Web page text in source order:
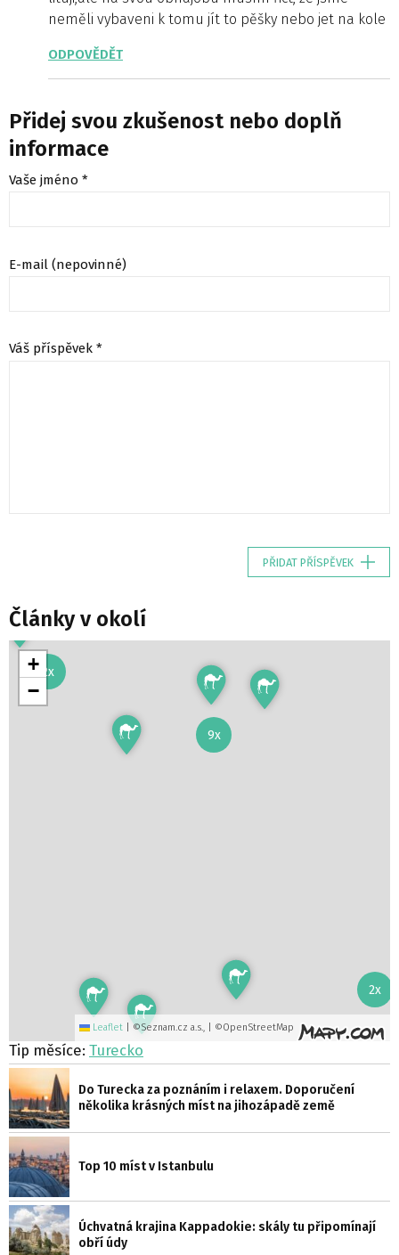
neměli vybaveni k tomu jít to pěšky nebo jet na kole
ODPOVĚDĚT
Přidej svou zkušenost nebo doplň
informace
Vaše jméno *
E-mail (nepovinné)
Váš příspěvek *
PŘIDAT PŘÍSPĚVEK
Články v okolí
2x
9x
2x
+
−
Leaflet ©Seznam.cz a.s., | ©OpenStreetMap
Tip měsíce: Turecko
Do Turecka za poznáním i relaxem. Doporučení
několika krásných míst na jihozápadě země
Top 10 míst v Istanbulu
Úchvatná krajina Kappadokie: skály tu připomínají
obří údy